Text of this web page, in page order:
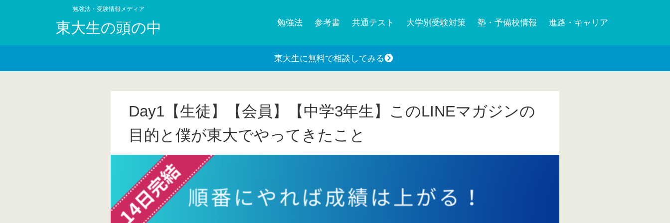
勉強法・受験情報メディア
東大生の頭の中 勉強法 参考書 共通テスト 大学別受験対策 塾・予備校情報 進路・キャリア
東大生に無料で相談してみる
Day1【生徒】【会員】【中学3年生】このLINEマガジンの
目的と僕が東大でやってきたこと